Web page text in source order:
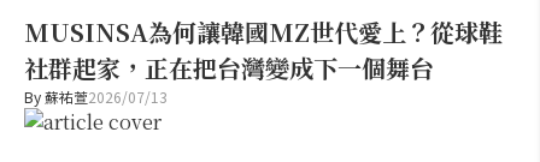
MUSINSA為何讓韓國MZ世代愛上？從球鞋
社群起家，正在把台灣變成下一個舞台
By蘇祐萱2026/07/13